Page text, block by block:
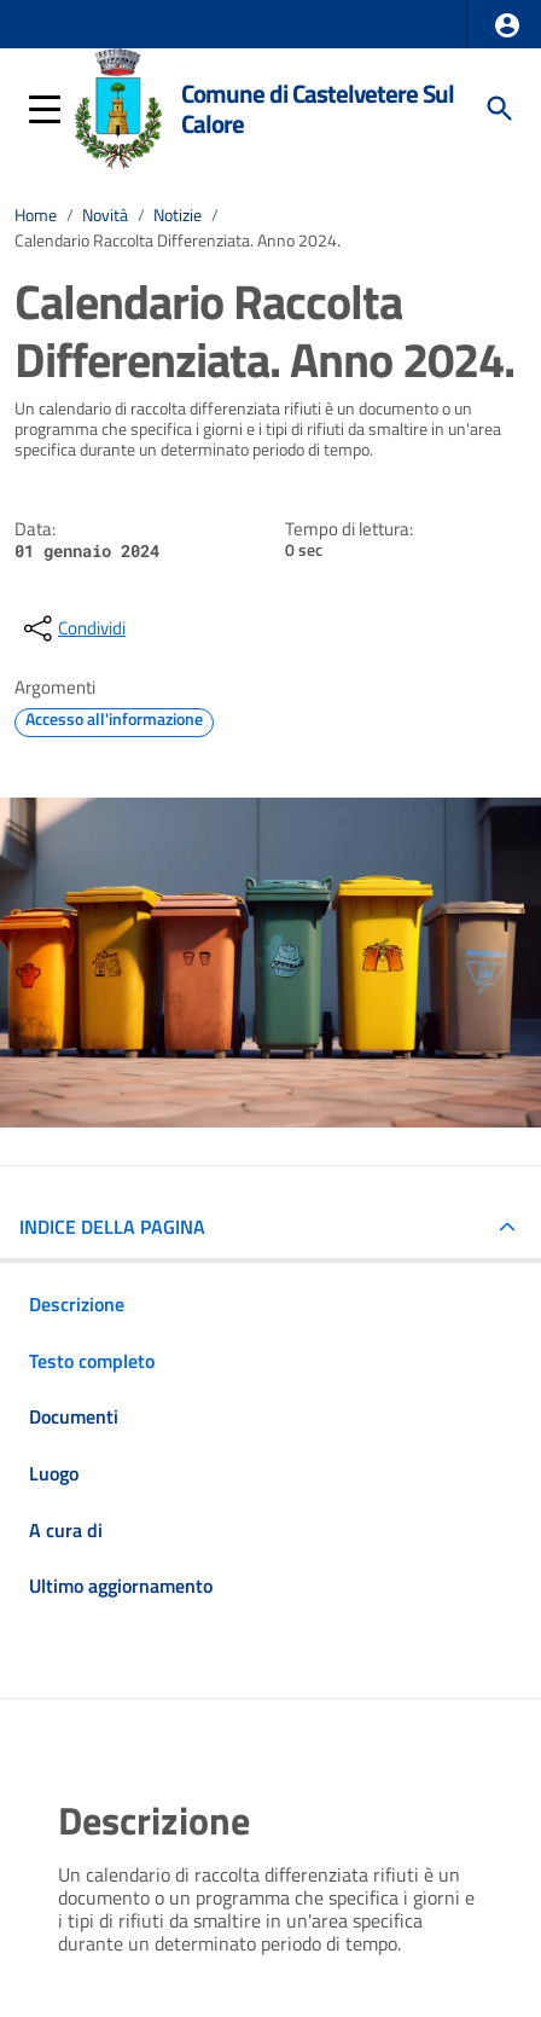
Comune di Castelvetere Sul
Calore
Home / Novità / Notizie /
Calendario Raccolta Differenziata. Anno 2024.
Calendario Raccolta
Differenziata. Anno 2024.
Dettagli della notizia
Un calendario di raccolta differenziata rifiuti è un documento o un
programma che specifica i giorni e i tipi di rifiuti da smaltire in un'area
specifica durante un determinato periodo di tempo.
Data:
01 gennaio 2024
Tempo di lettura:
0 sec
Condividi
Argomenti
Accesso all'informazione
INDICE DELLA PAGINA
Descrizione
Testo completo
Documenti
Luogo
A cura di
Ultimo aggiornamento
Descrizione
Un calendario di raccolta differenziata rifiuti è un
documento o un programma che specifica i giorni e
i tipi di rifiuti da smaltire in un'area specifica
durante un determinato periodo di tempo.